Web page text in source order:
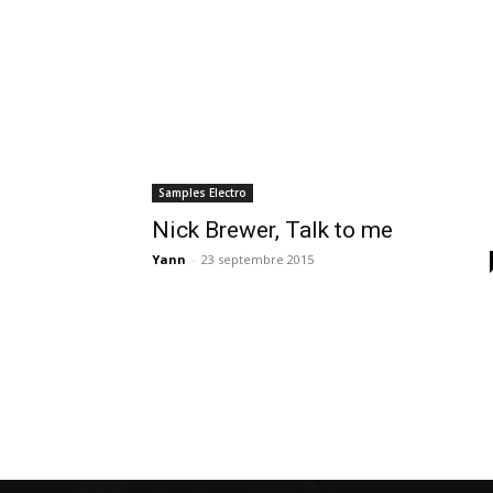
Samples Electro
Nick Brewer, Talk to me
Yann - 23 septembre 2015